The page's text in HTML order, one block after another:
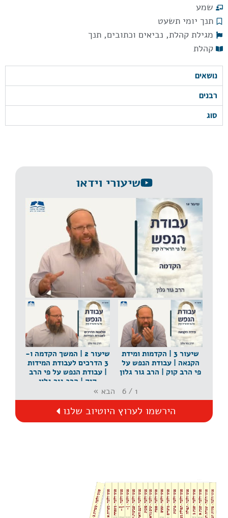
נושאים
רבנים
סוג
שיעורי וידאו
שיעור 1 | הקדמה | עבודת הנפש על פי הרב קוק | הרב
גור גלון
שיעור 2 | המשך הקדמה ו-
3 הדרכים לעבודת המידות
| עבודת הנפש על פי הרב
קוק | הרב גור גלון
שיעור 3 | הקדמות ומידת
הקנאה | עבודת הנפש על
פי הרב קוק | הרב גור גלון
1
/
6 הבא »
הירשמו לערוץ היוטיוב שלנו
שמע
תנך יומי תשעט
מגילת קהלת, נביאים וכתובים, תנך
קהלת